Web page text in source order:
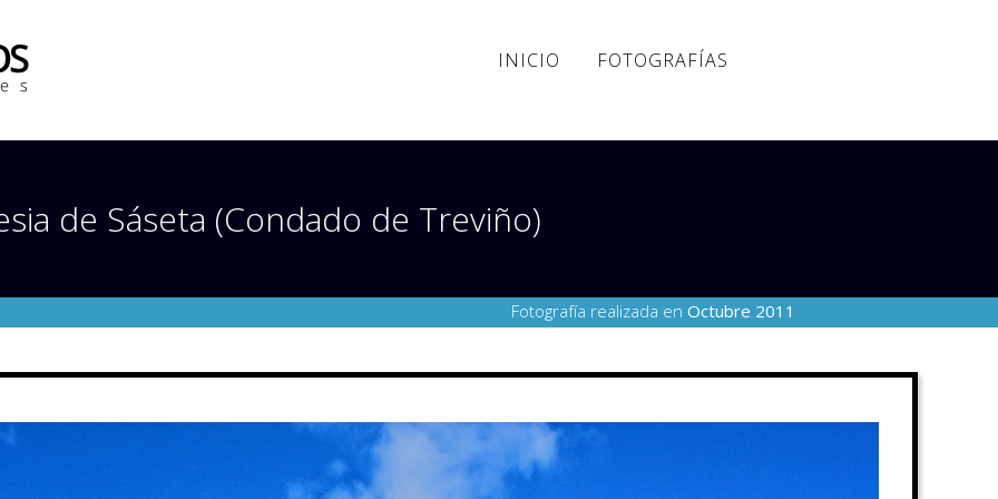
INICIO FOTOGRAFÍAS
de Sáseta (Condado de Treviño)
Fotografía realizada en Octubre 2011